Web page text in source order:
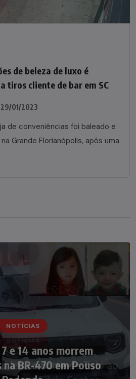
de beleza de luxo é
tiros cliente de bar em SC
29/01/2023
de conveniências foi baleado e
Grande Florianópolis, após uma
NOTÍCIAS
leva o nome de Taió ao